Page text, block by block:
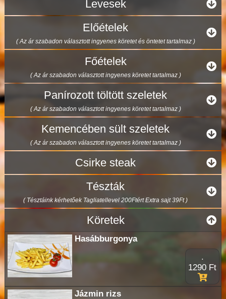
Levesek
Előételek
( Az ár szabadon választott ingyenes köretet és öntetet tartalmaz )
Főételek
( Az ár szabadon választott ingyenes köretet tartalmaz )
Panírozott töltött szeletek
( Az ár szabadon választott ingyenes köretet tartalmaz )
Kemencében sült szeletek
( Az ár szabadon választott ingyenes köretet tartalmaz )
Csirke steak
Tészták
( Tésztáink kérhetőek Tagliatellevel 200Ftért Extra sajt 39Ft )
Köretek
Hasábburgonya
.
1290 Ft
Jázmin rizs